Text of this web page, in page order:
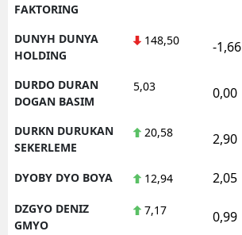
FAKTORING
DUNYH DUNYA
HOLDING
148,50 -1,66
DURDO DURAN
DOGAN BASIM
5,03 0,00
DURKN DURUKAN
SEKERLEME
20,58 2,90
DYOBY DYO BOYA 12,94 2,05
DZGYO DENIZ
GMYO
7,17 0,99